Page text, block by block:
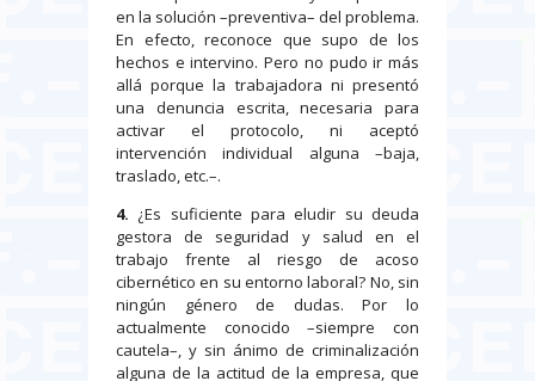
en la solución –preventiva– del problema.
En efecto, reconoce que supo de los
hechos e intervino. Pero no pudo ir más
allá porque la trabajadora ni presentó
una denuncia escrita, necesaria para
activar el protocolo, ni aceptó
intervención individual alguna –baja,
traslado, etc.–.
4. ¿Es suficiente para eludir su deuda
gestora de seguridad y salud en el
trabajo frente al riesgo de acoso
cibernético en su entorno laboral? No, sin
ningún género de dudas. Por lo
actualmente conocido –siempre con
cautela–, y sin ánimo de criminalización
alguna de la actitud de la empresa, que